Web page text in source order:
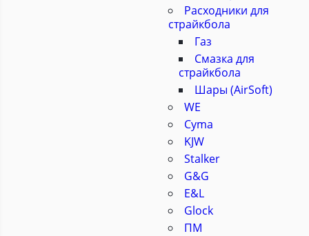
Расходники для
страйкбола
Газ
Смазка для
страйкбола
Шары (AirSoft)
WE
Cyma
KJW
Stalker
G&G
E&L
Glock
ПМ